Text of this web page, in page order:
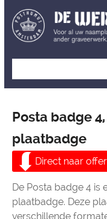
Posta badge
plaatbadge
Direct naar
De Posta badge 4 is
plaatbadge. Deze
verschillende